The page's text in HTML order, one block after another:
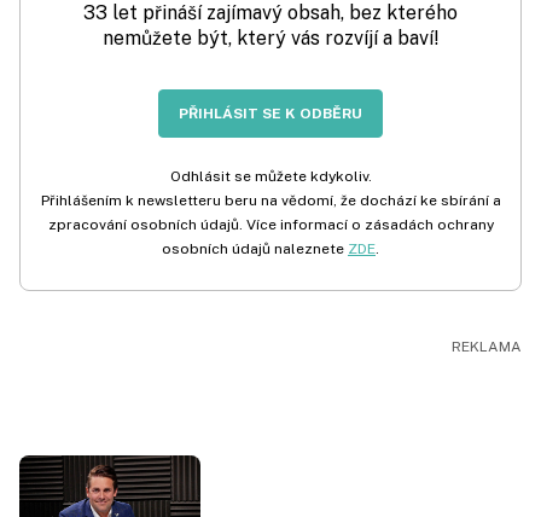
33 let přináší zajímavý obsah, bez kterého
nemůžete být, který vás rozvíjí a baví!
PŘIHLÁSIT SE K ODBĚRU
Odhlásit se můžete kdykoliv.
Přihlášením k newsletteru beru na vědomí, že dochází ke sbírání a
zpracování osobních údajů. Více informací o zásadách ochrany
osobních údajů naleznete ZDE.